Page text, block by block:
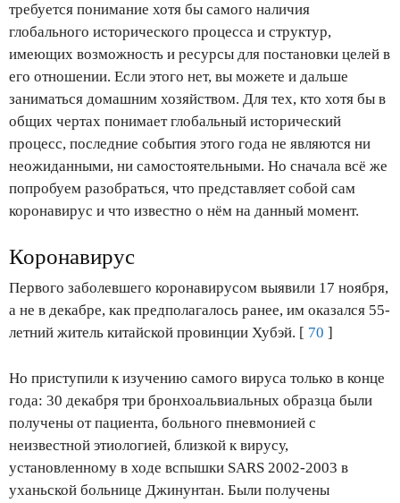
требуется понимание хотя бы самого наличия
глобального исторического процесса и структур,
имеющих возможность и ресурсы для постановки целей в
его отношении. Если этого нет, вы можете и дальше
заниматься домашним хозяйством. Для тех, кто хотя бы в
общих чертах понимает глобальный исторический
процесс, последние события этого года не являются ни
неожиданными, ни самостоятельными. Но сначала всё же
попробуем разобраться, что представляет собой сам
коронавирус и что известно о нём на данный момент.
Коронавирус
Первого заболевшего коронавирусом выявили 17 ноября,
а не в декабре, как предполагалось ранее, им оказался 55-
летний житель китайской провинции Хубэй. [ 70 ]
Но приступили к изучению самого вируса только в конце
года: 30 декабря три бронхоальвиальных образца были
получены от пациента, больного пневмонией с
неизвестной этиологией, близкой к вирусу,
установленному в ходе вспышки SARS 2002-2003 в
уханьской больнице Джинунтан. Были получены